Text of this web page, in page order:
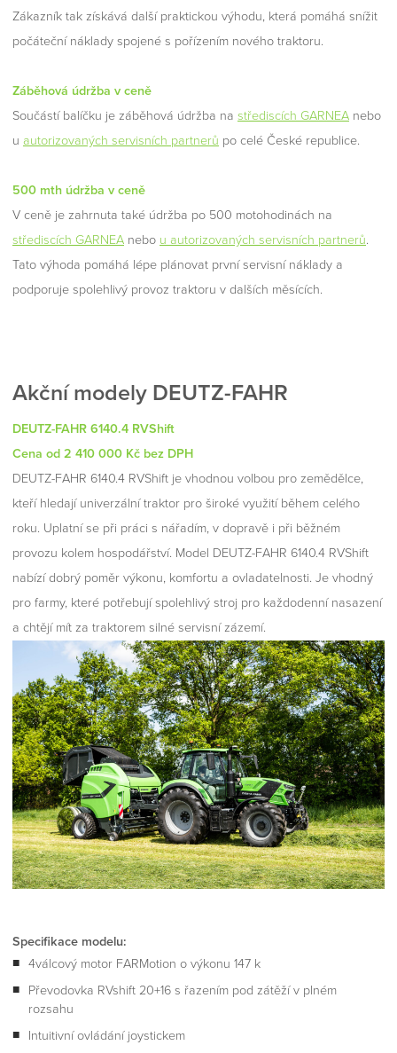
Zákazník tak získává další praktickou výhodu, která pomáhá snížit
počáteční náklady spojené s pořízením nového traktoru.
Záběhová údržba v ceně
Součástí balíčku je záběhová údržba na střediscích GARNEA nebo
u autorizovaných servisních partnerů po celé České republice.
500 mth údržba v ceně
V ceně je zahrnuta také údržba po 500 motohodinách na
střediscích GARNEA nebo u autorizovaných servisních partnerů.
Tato výhoda pomáhá lépe plánovat první servisní náklady a
podporuje spolehlivý provoz traktoru v dalších měsících.
Akční modely DEUTZ-FAHR
DEUTZ-FAHR 6140.4 RVShift
Cena od 2 410 000 Kč bez DPH
DEUTZ-FAHR 6140.4 RVShift je vhodnou volbou pro zemědělce,
kteří hledají univerzální traktor pro široké využití během celého
roku. Uplatní se při práci s nářadím, v dopravě i při běžném
provozu kolem hospodářství. Model DEUTZ-FAHR 6140.4 RVShift
nabízí dobrý poměr výkonu, komfortu a ovladatelnosti. Je vhodný
pro farmy, které potřebují spolehlivý stroj pro každodenní nasazení
a chtějí mít za traktorem silné servisní zázemí.
Specifikace modelu:
4válcový motor FARMotion o výkonu 147 k
Převodovka RVshift 20+16 s řazením pod zátěží v plném
rozsahu
Intuitivní ovládání joystickem